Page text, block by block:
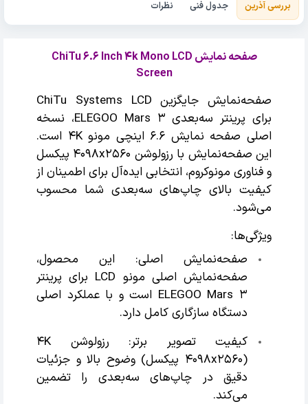
بررسی آذرین جدول فنی نظرات
صفحه نمایش ChiTu 6.6 Inch 4k Mono LCD
Screen
صفحه‌نمایش جایگزین ChiTu Systems LCD
برای پرینتر سه‌بعدی ELEGOO Mars 3، نسخه
اصلی صفحه نمایش 6.6 اینچی مونو 4K است.
این صفحه‌نمایش با رزولوشن 4098x2560 پیکسل
و فناوری مونوکروم، انتخابی ایده‌آل برای اطمینان از
کیفیت بالای چاپ‌های سه‌بعدی شما محسوب
می‌شود.
ویژگی‌ها:
صفحه‌نمایش اصلی: این محصول،
صفحه‌نمایش اصلی مونو LCD برای پرینتر
ELEGOO Mars 3 است و با عملکرد اصلی
دستگاه سازگاری کامل دارد.
کیفیت تصویر برتر: رزولوشن 4K
(4098x2560 پیکسل) وضوح بالا و جزئیات
دقیق در چاپ‌های سه‌بعدی را تضمین
می‌کند.